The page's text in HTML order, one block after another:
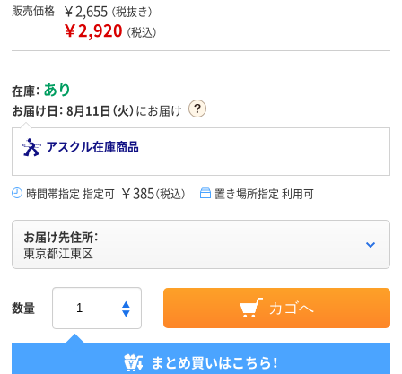
販売価格 ￥2,655 （税抜き）
￥2,920 （税込）
在庫： あり
お届け日： 8月11日（火）にお届け
アスクル在庫商品
時間帯指定 指定可 ￥385（税込） 置き場所指定 利用可
お届け先住所：
東京都江東区
数量 カゴへ
まとめ買いはこちら！